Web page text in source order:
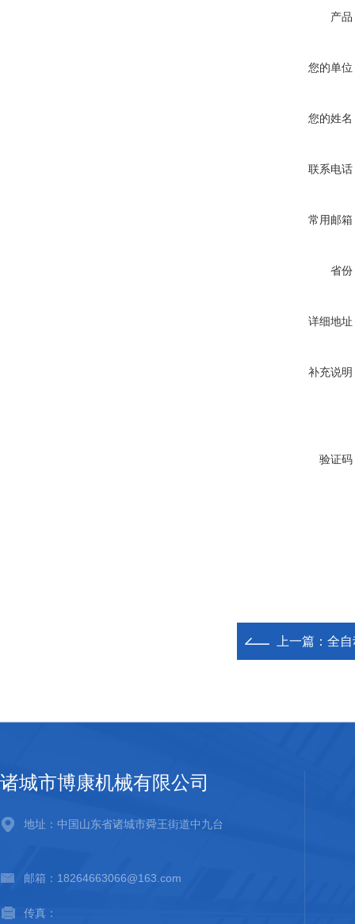
产品
您的单位
您的姓名
联系电话
常用邮箱
省份
详细地址
补充说明
验证码
上一篇： 全
诸城市博康机械有限公司
地址：中国山东省诸城市舜王街道中九台
邮箱：18264663066@163.com
传真：